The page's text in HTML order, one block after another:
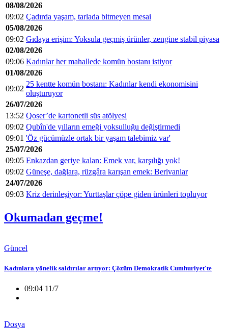
08/08/2026
09:02 Çadırda yaşam, tarlada bitmeyen mesai
05/08/2026
09:02 Gıdaya erişim: Yoksula geçmiş ürünler, zengine stabil piyasa
02/08/2026
09:06 Kadınlar her mahallede komün bostanı istiyor
01/08/2026
09:02
25 kentte komün bostanı: Kadınlar kendi ekonomisini
oluşturuyor
26/07/2026
13:52 Qoser’de kartonetli süs atölyesi
09:02 Qubîn'de yılların emeği yoksulluğu değiştirmedi
09:01 'Öz gücümüzle ortak bir yaşam talebimiz var'
25/07/2026
09:05 Enkazdan geriye kalan: Emek var, karşılığı yok!
09:02 Güneşe, dağlara, rüzgâra karışan emek: Berivanlar
24/07/2026
09:03 Kriz derinleşiyor: Yurttaşlar çöpe giden ürünleri topluyor
Okumadan geçme!
Güncel
Kadınlara yönelik saldırılar artıyor: Çözüm Demokratik Cumhuriyet'te
09:04 11/7
Dosya